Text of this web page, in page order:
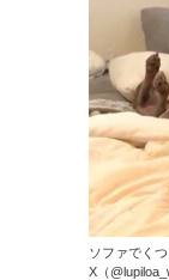
ソファでく
X（